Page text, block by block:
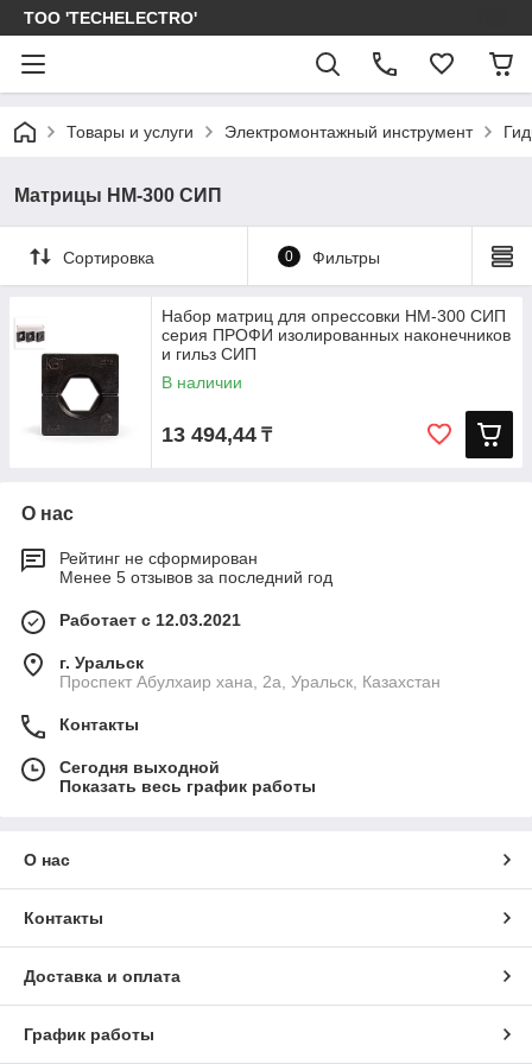
ТОО 'TECHELECTRO'
Товары и услуги Электромонтажный инструмент
Матрицы НМ-300 СИП
Сортировка 0 Фильтры
Набор матриц для опрессовки НМ-300 СИП
серия ПРОФИ изолированных наконечников
и гильз СИП
В наличии
13 494,44 ₸
О нас
Рейтинг не сформирован
Менее 5 отзывов за последний год
Работает с 12.03.2021
г. Уральск
Проспект Абулхаир хана, 2а, Уральск, Казахстан
Контакты
Сегодня выходной
Показать весь график работы
О нас
Контакты
Доставка и оплата
График работы